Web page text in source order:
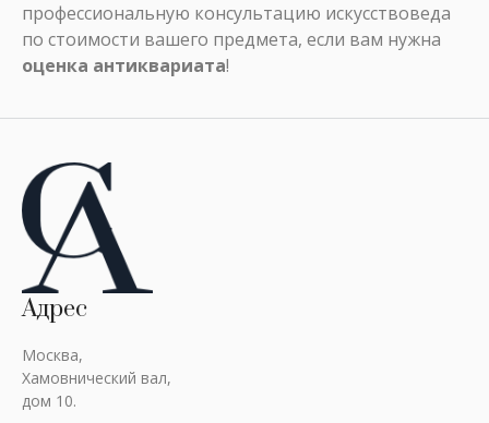
профессиональную консультацию искусствоведа
по стоимости вашего предмета, если вам нужна
оценка антиквариата!
Адрес
Москва,
Хамовнический вал,
дом 10.